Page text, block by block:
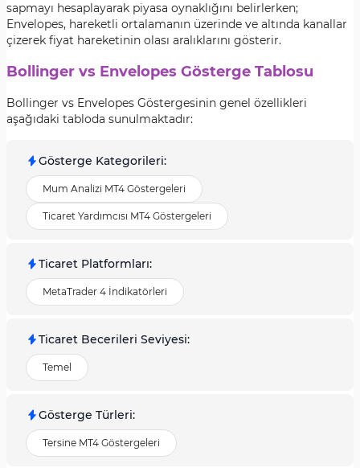
sapmayı hesaplayarak piyasa oynaklığını belirlerken;
Envelopes, hareketli ortalamanın üzerinde ve altında kanallar
çizerek fiyat hareketinin olası aralıklarını gösterir.
Bollinger vs Envelopes Gösterge Tablosu
Bollinger vs Envelopes Göstergesinin genel özellikleri
aşağıdaki tabloda sunulmaktadır:
Gösterge Kategorileri:
Mum Analizi MT4 Göstergeleri
Ticaret Yardımcısı MT4 Göstergeleri
Ticaret Platformları:
MetaTrader 4 İndikatörleri
Ticaret Becerileri Seviyesi:
Temel
Gösterge Türleri:
Tersine MT4 Göstergeleri